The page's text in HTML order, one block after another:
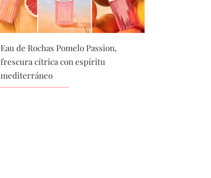
Eau de Rochas Pomelo Passion,
frescura cítrica con espíritu
mediterráneo